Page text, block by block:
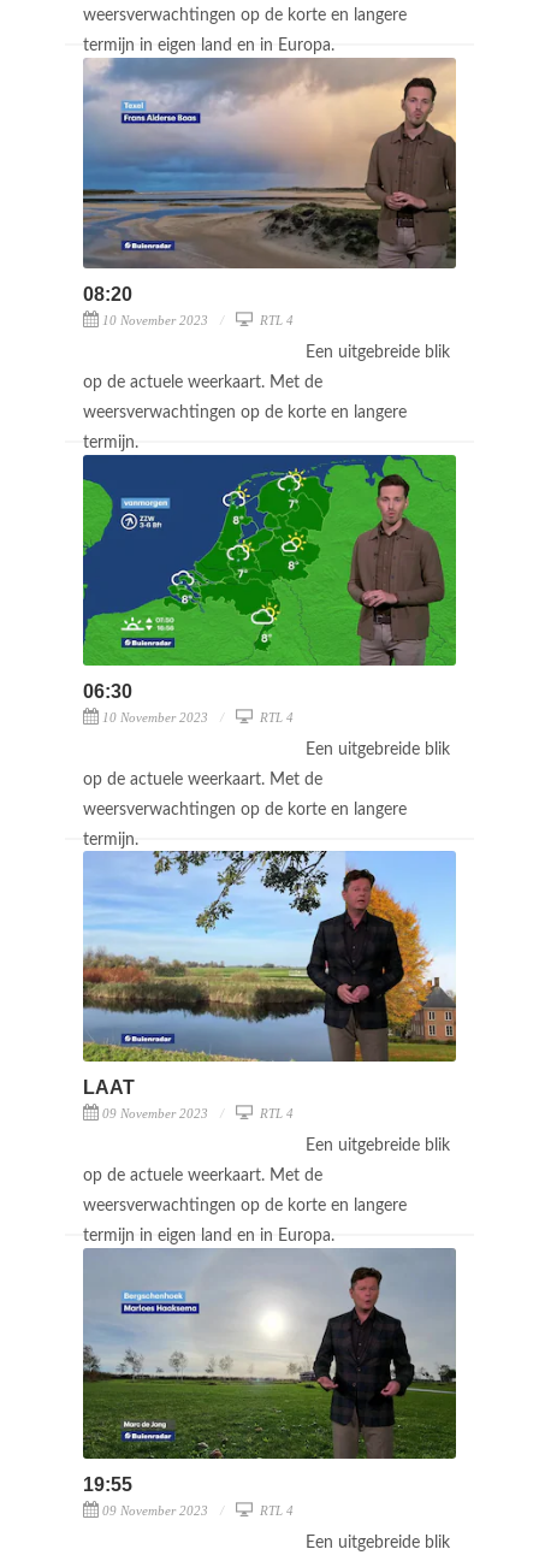
weersverwachtingen op de korte en langere
termijn in eigen land en in Europa.
08:20
10 November 2023 RTL 4
Een uitgebreide blik
op de actuele weerkaart. Met de
weersverwachtingen op de korte en langere
termijn.
06:30
10 November 2023 RTL 4
Een uitgebreide blik
op de actuele weerkaart. Met de
weersverwachtingen op de korte en langere
termijn.
LAAT
09 November 2023 RTL 4
Een uitgebreide blik
op de actuele weerkaart. Met de
weersverwachtingen op de korte en langere
termijn in eigen land en in Europa.
19:55
09 November 2023 RTL 4
Een uitgebreide blik